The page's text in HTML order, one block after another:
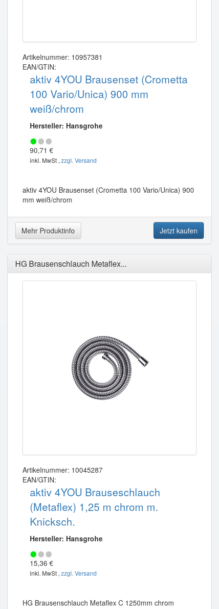
Artikelnummer: 10957381
EAN/GTIN:
aktiv 4YOU Brausenset (Crometta
100 Vario/Unica) 900 mm
weiß/chrom
Hersteller: Hansgrohe
90,71 €
inkl. MwSt , zzgl. Versand
aktiv 4YOU Brausenset (Crometta 100 Vario/Unica) 900
mm weiß/chrom
Mehr Produktinfo Jetzt kaufen
HG Brausenschlauch Metaflex...
Artikelnummer: 10045287
EAN/GTIN:
aktiv 4YOU Brauseschlauch
(Metaflex) 1,25 m chrom m.
Knicksch.
Hersteller: Hansgrohe
15,36 €
inkl. MwSt , zzgl. Versand
HG Brausenschlauch Metaflex C 1250mm chrom